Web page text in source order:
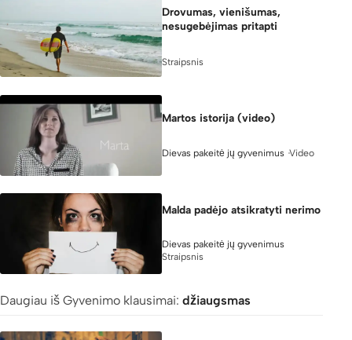
Drovumas, vienišumas,
nesugebėjimas pritapti
Straipsnis
Martos istorija (video)
Dievas pakeitė jų gyvenimus Video
Malda padėjo atsikratyti nerimo
Dievas pakeitė jų gyvenimus
Straipsnis
Daugiau iš Gyvenimo klausimai: džiaugsmas